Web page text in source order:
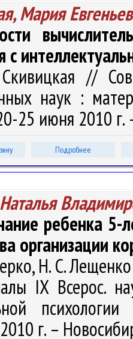
Мария
с
//
наук :
25 июня 2010
Подробнее
ребенка 5-
организации
Н. С.
IX Всерос.
г. –